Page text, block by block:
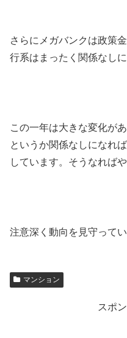
さらにメガバンクは政策
行系はまったく関係なし
この一年は大きな変化が
というか関係なしになれ
しています。そうなれば
注意深く動向を見守ってい
マンション
スポ